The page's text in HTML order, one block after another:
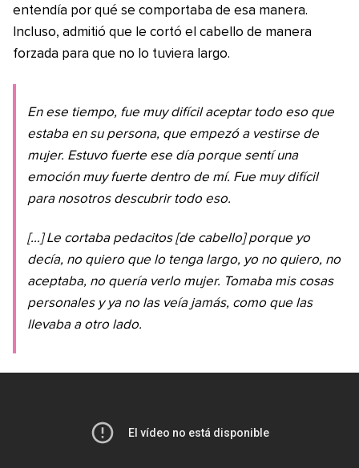
entendía por qué se comportaba de esa manera.
Incluso, admitió que le cortó el cabello de manera
forzada para que no lo tuviera largo.
En ese tiempo, fue muy difícil aceptar todo eso que
estaba en su persona, que empezó a vestirse de
mujer. Estuvo fuerte ese día porque sentí una
emoción muy fuerte dentro de mí. Fue muy difícil
para nosotros descubrir todo eso.
[…] Le cortaba pedacitos [de cabello] porque yo
decía, no quiero que lo tenga largo, yo no quiero, no
aceptaba, no quería verlo mujer. Tomaba mis cosas
personales y ya no las veía jamás, como que las
llevaba a otro lado.